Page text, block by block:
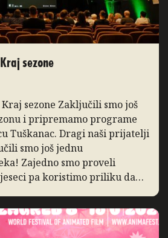
sezone
sezone Zaključili smo još
i pripremamo programe
Tuškanac. Dragi naši prijatelji
smo još jednu
Zajedno smo proveli
pa koristimo priliku da
posjećenosti programa,
naslova […]